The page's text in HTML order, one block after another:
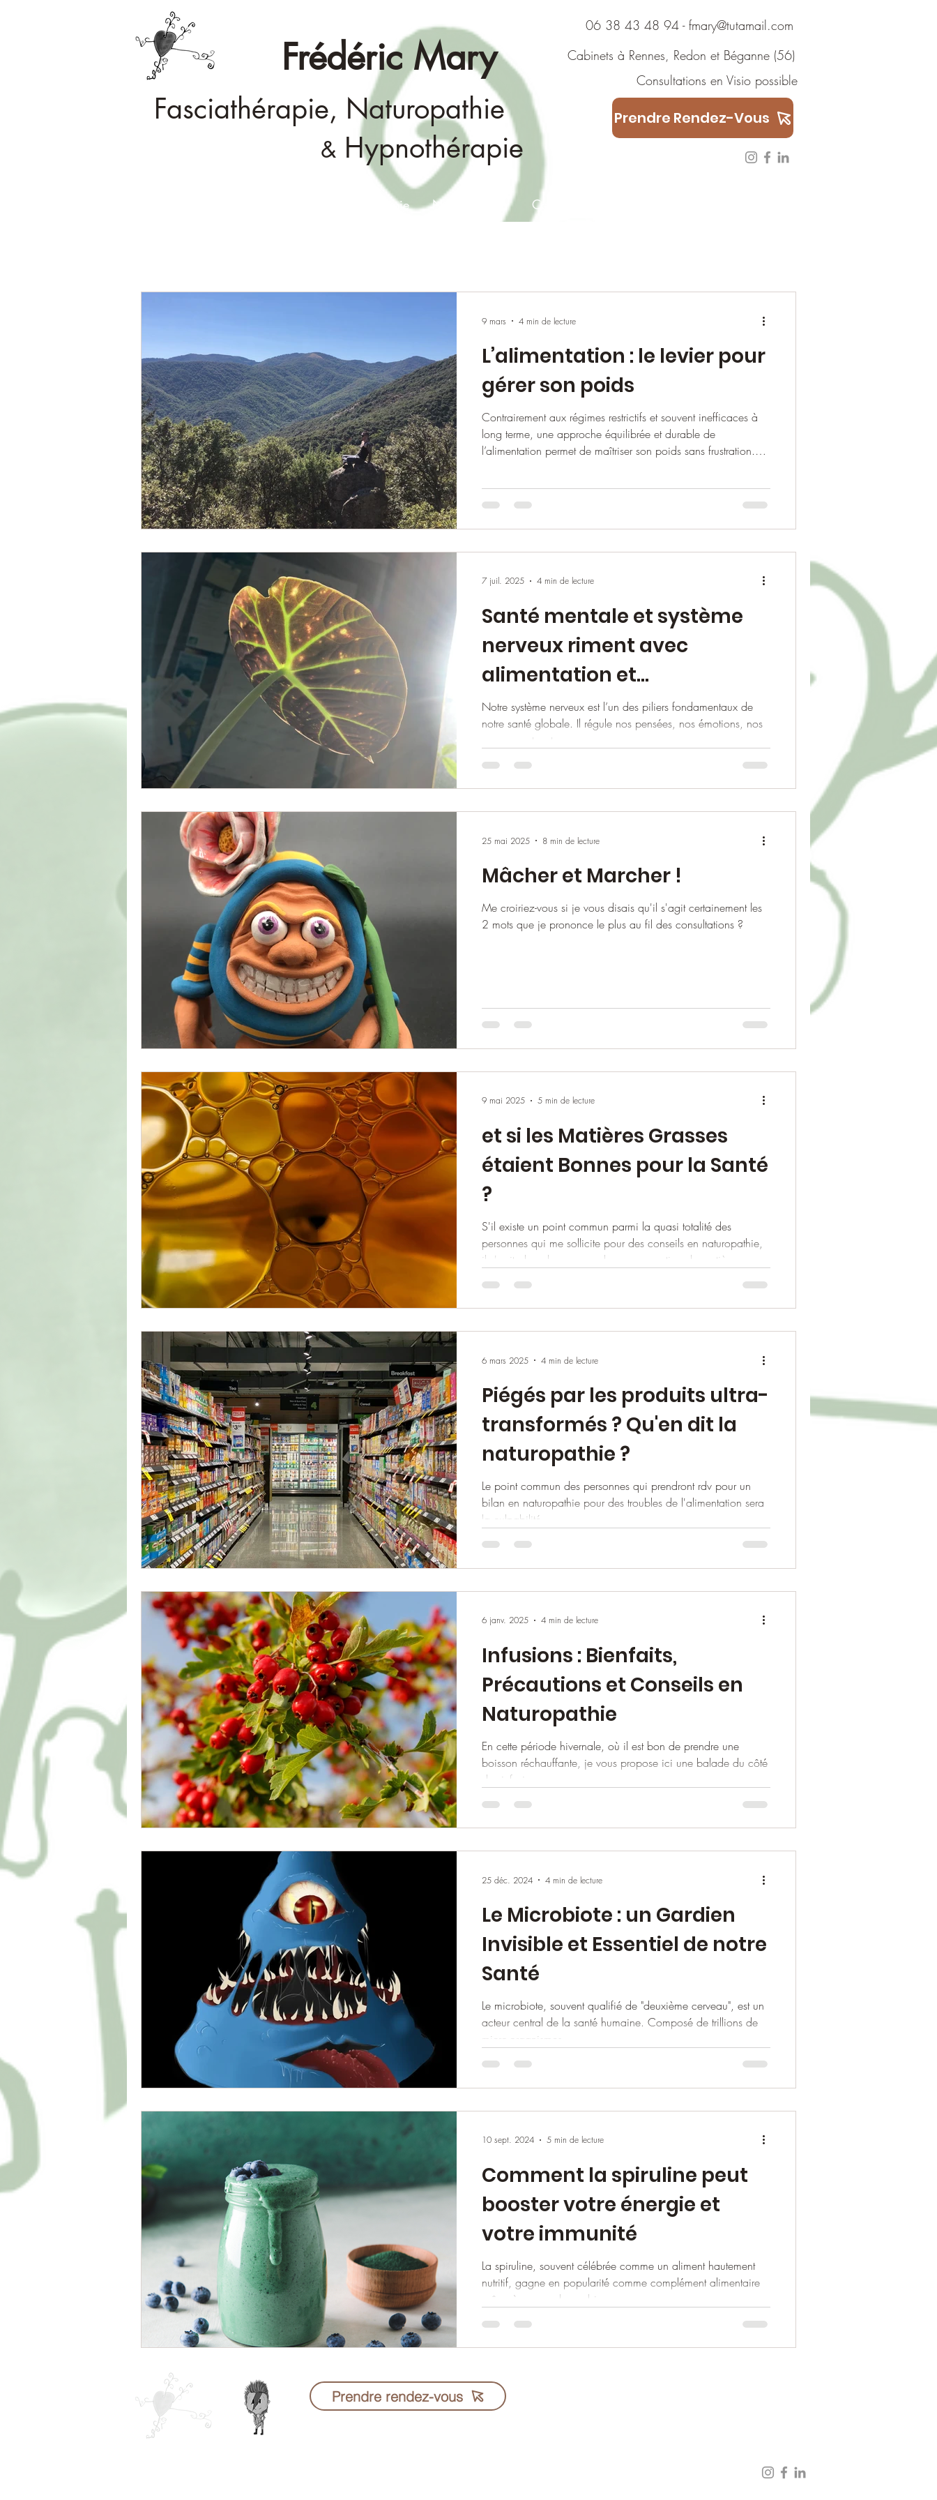
Frédéric Mary
Fasciathérapie, Naturopathie
06 38 43 48 94 - fmary@tutamail.com
Cabinets à Rennes, Redon et Béganne (56)
Consultations en Visio possible
Prendre Rendez-Vous
& Hypnothérapie
Fasciathérapie Naturopathie Consultation
L’alimentation : le levier pour
gérer son poids
Contrairement aux régimes restrictifs et souvent inefficaces à
long terme, une approche équilibrée et durable de
l’alimentation permet de maîtriser son poids sans frustration.
poids santé ?
9 mars 4 min de lecture
Santé mentale et système
nerveux riment avec
alimentation et
naturopathie
Notre système nerveux est l’un des piliers fondamentaux de
notre santé globale. Il régule nos pensées, nos émotions, nos
mouvements, et...
7 juil. 2025 4 min de lecture
Mâcher et Marcher !
Me croiriez-vous si je vous disais qu'il s'agit certainement les
2 mots que je prononce le plus au fil des consultations ?
25 mai 2025 8 min de lecture
et si les Matières Grasses
étaient Bonnes pour la Santé
?
S'il existe un point commun parmi la quasi totalité des
personnes qui me sollicite pour des conseils en naturopathie,
il s'agit alors du manque de consommation de matières
cerveau est composé à 90% de gras ou que les cellules du
corps humain sont protégées par une couche lipidique...
9 mai 2025 5 min de lecture
Piégés par les produits ultra-
transformés ? Qu'en dit la
naturopathie ?
Le point commun des personnes qui prendront rdv pour un
bilan en naturopathie pour des troubles de l'alimentation sera
la culpabilité
6 mars 2025 4 min de lecture
Infusions : Bienfaits,
Précautions et Conseils en
Naturopathie
En cette période hivernale, où il est bon de prendre une
boisson réchauffante, je vous propose ici une balade du côté
des infusions.
6 janv. 2025 4 min de lecture
Le Microbiote : un Gardien
Invisible et Essentiel de notre
Santé
Le microbiote, souvent qualifié de "deuxième cerveau", est un
acteur central de la santé humaine. Composé de trillions de
micro-organismes –
25 déc. 2024 4 min de lecture
Comment la spiruline peut
booster votre énergie et
votre immunité
La spiruline, souvent célébrée comme un aliment hautement
nutritif, gagne en popularité comme complément alimentaire
grâce à ses nombreux bi
10 sept. 2024 5 min de lecture
Prendre rendez-vous